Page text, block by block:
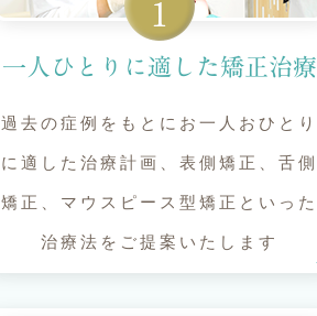
一人ひとりに適した矯正治療
過去の症例をもとにお一人おひとり
に適した治療計画、表側矯正、舌側
矯正、マウスピース型矯正といった
治療法をご提案いたします